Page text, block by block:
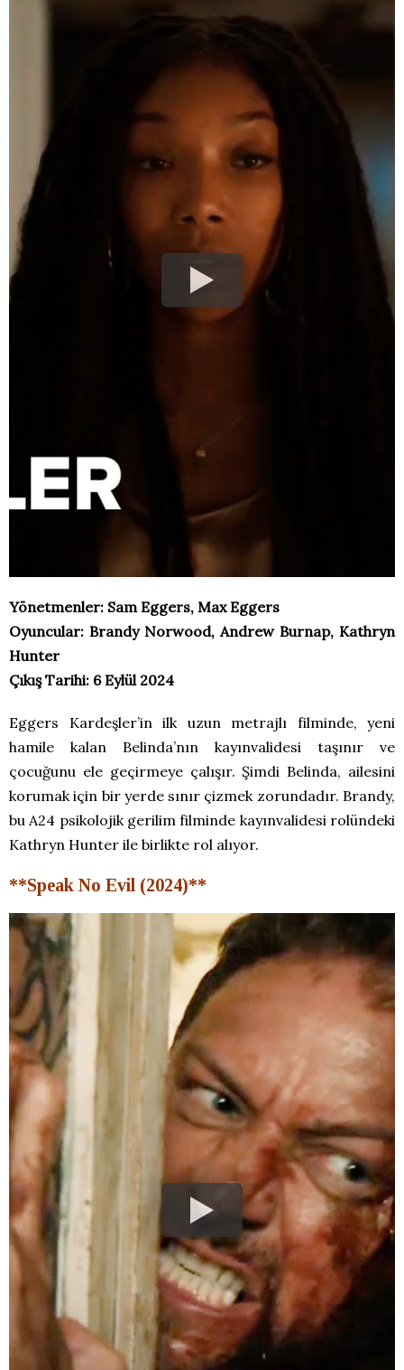
Yönetmenler: Sam Eggers, Max Eggers
Oyuncular: Brandy Norwood, Andrew Burnap, Kathryn
Hunter
Çıkış Tarihi: 6 Eylül 2024
Eggers Kardeşler’in ilk uzun metrajlı filminde, yeni
hamile kalan Belinda’nın kayınvalidesi taşınır ve
çocuğunu ele geçirmeye çalışır. Şimdi Belinda, ailesini
korumak için bir yerde sınır çizmek zorundadır. Brandy,
bu A24 psikolojik gerilim filminde kayınvalidesi rolündeki
Kathryn Hunter ile birlikte rol alıyor.
**Speak No Evil (2024)**